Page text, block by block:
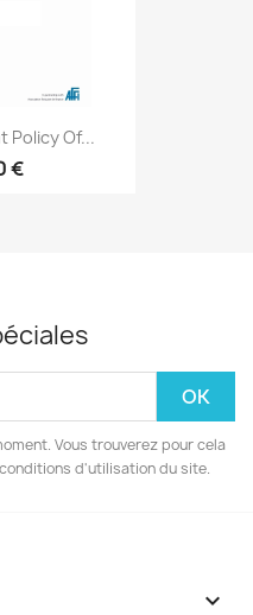
Policy Of...
€
Vous trouverez pour cela
d'utilisation du site.
